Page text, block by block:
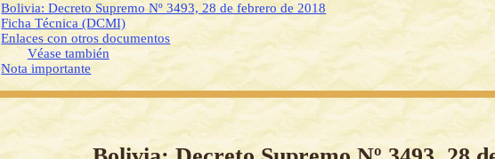
Bolivia: Decreto Supremo Nº 3493, 28 de febrero de 2018
Ficha Técnica (DCMI)
Enlaces con otros documentos
Véase también
Nota importante